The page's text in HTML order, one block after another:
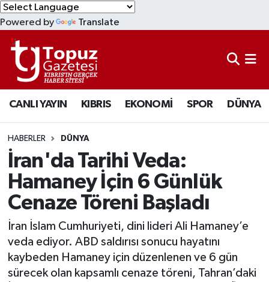
Powered by Translate
CANLI YAYIN KIBRIS EKONOMİ SPOR DÜNYA
HABERLER DÜNYA
İran'da Tarihi Veda:
Hamaney İçin 6 Günlük
Cenaze Töreni Başladı
İran İslam Cumhuriyeti, dini lideri Ali Hamaney’e
veda ediyor. ABD saldırısı sonucu hayatını
kaybeden Hamaney için düzenlenen ve 6 gün
sürecek olan kapsamlı cenaze töreni, Tahran’daki
KIBRIS
DÜNYA
EKONOMİ
MAGAZİN
SAĞLIK
SPOR
TEKNOLOJİ
TÜRKİYE
Lefkoşa Nöbetçi Eczaneler
Lefkoşa Hava Durumu
Lefkoşa Trafik Yoğunluk Haritası
Süper Lig Puan Durumu ve Fikstür
Tüm Manşetler
Son Dakika Haberleri
Haber Arşivi